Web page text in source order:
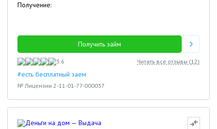
Получение:
Получить займ
3.6 Читать все отзывы (12)
#есть бесплатный заем
№ Лицензии 2-11-01-77-000037